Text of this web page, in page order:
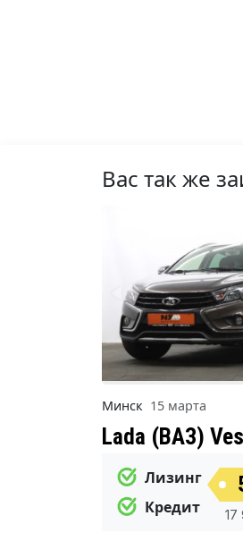
Вас так же
Минск 15 марта
Lada (ВАЗ)
Лизинг
Кредит
17